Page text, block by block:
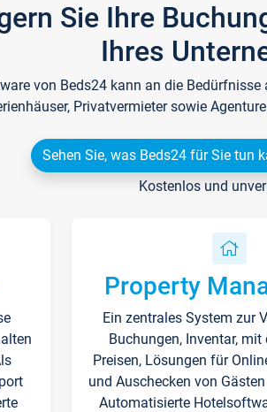
Sie Ihre
Ihres
von Beds24 kann an die
Privatvermieter sowie
Sehen Sie, was Beds24 für Sie tun
Kostenlos und
Property
Ein zentrales System zur
Buchungen, Inventar,
Preisen, Lösungen für
und Auschecken von
Automatisierte